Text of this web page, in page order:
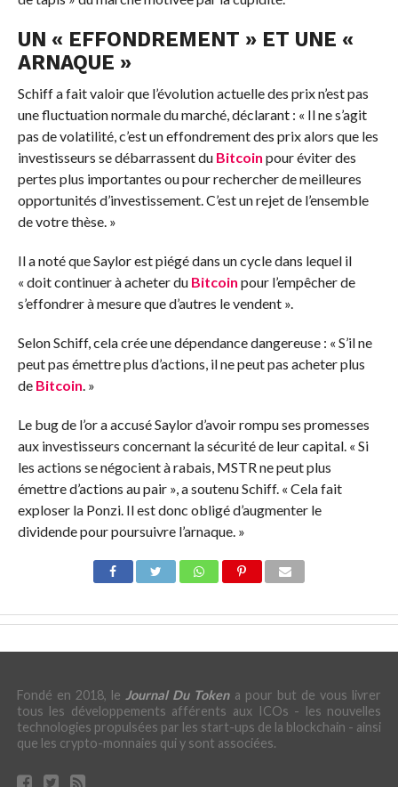
UN « EFFONDREMENT » ET UNE «
ARNAQUE »
Schiff a fait valoir que l’évolution actuelle des prix n’est pas
une fluctuation normale du marché, déclarant : « Il ne s’agit
pas de volatilité, c’est un effondrement des prix alors que les
investisseurs se débarrassent du Bitcoin pour éviter des
pertes plus importantes ou pour rechercher de meilleures
opportunités d’investissement. C’est un rejet de l’ensemble
de votre thèse. »
Il a noté que Saylor est piégé dans un cycle dans lequel il
« doit continuer à acheter du Bitcoin pour l’empêcher de
s’effondrer à mesure que d’autres le vendent ».
Selon Schiff, cela crée une dépendance dangereuse : « S’il ne
peut pas émettre plus d’actions, il ne peut pas acheter plus
de Bitcoin. »
Le bug de l’or a accusé Saylor d’avoir rompu ses promesses
aux investisseurs concernant la sécurité de leur capital. « Si
les actions se négocient à rabais, MSTR ne peut plus
émettre d’actions au pair », a soutenu Schiff. « Cela fait
exploser la Ponzi. Il est donc obligé d’augmenter le
dividende pour poursuivre l’arnaque. »
Fondé en 2018, le Journal Du Tokena pour but de vous livrer
tous les développements afférents aux ICOs - les nouvelles
technologies propulsées par les start-ups de la blockchain - ainsi
que les crypto-monnaies qui y sont associées.